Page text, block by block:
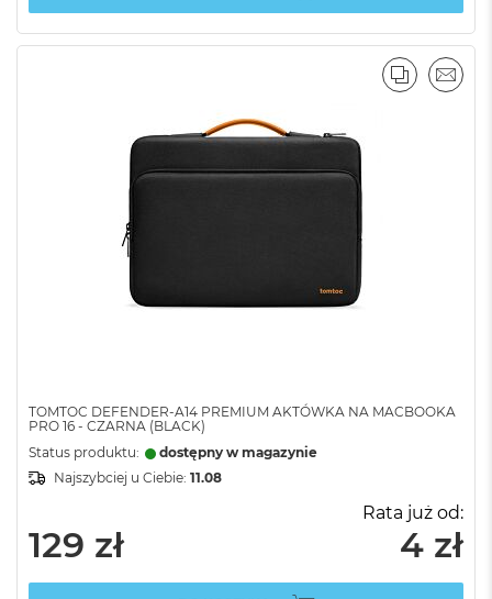
TOMTOC DEFENDER-A14 PREMIUM AKTÓWKA NA MACBOOKA
PRO 16 - CZARNA (BLACK)
Status produktu:
dostępny w magazynie
Najszybciej u Ciebie: 11.08
129 zł
Rata już od:
4 zł